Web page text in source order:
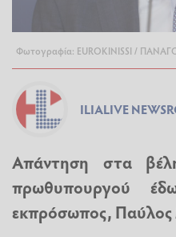
Φωτογραφία: EUROKINISSI /
ILIALIVE
Απάντηση στα
πρωθυπουργού
εκπρόσωπος, Παύλος